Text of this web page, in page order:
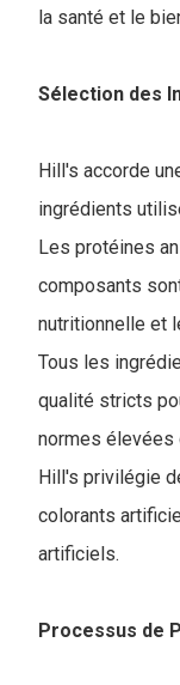
la santé et le
Sélection des
Hill's accorde
ingrédients
Les protéines
composants
nutritionnelle et
Tous les
qualité stricts
normes élevées
Hill's privilégie
colorants
artificiels.
Processus de